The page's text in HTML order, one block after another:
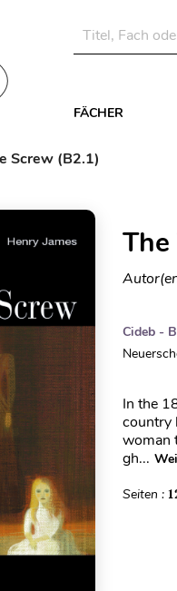
FÄCHER
Screw (B2.1)
Cideb -
In the
country
woman
gh...
Seiten :